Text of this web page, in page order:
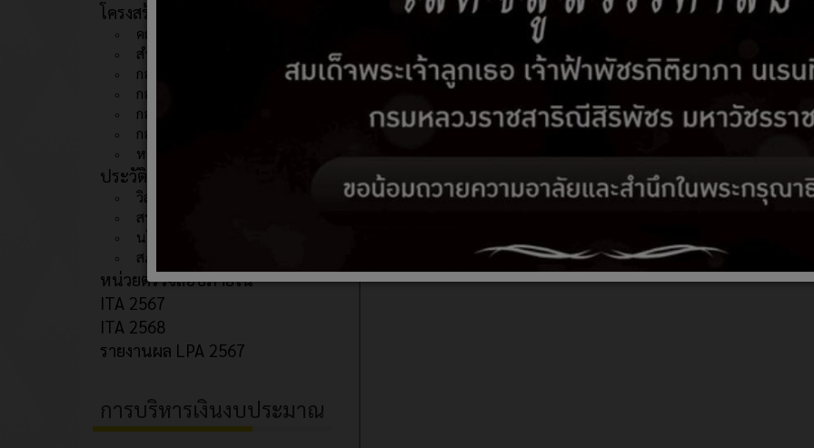
ผลการดำเนินมาตรการประหยัดพลังงา
โครงสร้างองค์กร
คณะผู้บริหาร
สำนักปลัด
กองคลัง
กองสวัสดิการสังคม
กองการศึกษา
กองช่าง
หน่วยตรวจสอบภายใน
ประวัติความเป็นมา
วิสัยทัศน์/พันธกิจ
สรุปอำนาจหน้าที่
นโยบายการบริหารงาน
สภาพและข้อมูลพื้นฐาน
หน่วยตรวจสอบภายใน
ITA 2567
ITA 2568
รายงานผล LPA 2567
การบริหารเงินงบประมาณ